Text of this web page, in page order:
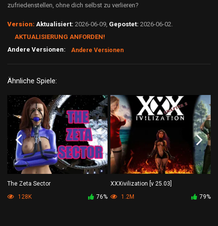
zufriedenstellen, ohne dich selbst zu verlieren?
Version: Aktualisiert: 2026-06-09, Gepostet: 2026-06-02.
AKTUALISIERUNG ANFORDEN!
Andere Versionen:
Andere Versionen
Ähnliche Spiele:
The Zeta Sector
128K
76%
XXXivilization [v 25.03]
1.2M
79%